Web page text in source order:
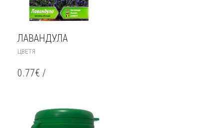
ЛАВАНДУЛА
ЦВЕТЯ
0.77€ /